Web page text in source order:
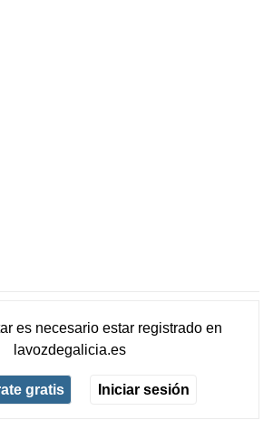
es necesario estar registradoen
lavozdegalicia.es
gratis Iniciar sesión